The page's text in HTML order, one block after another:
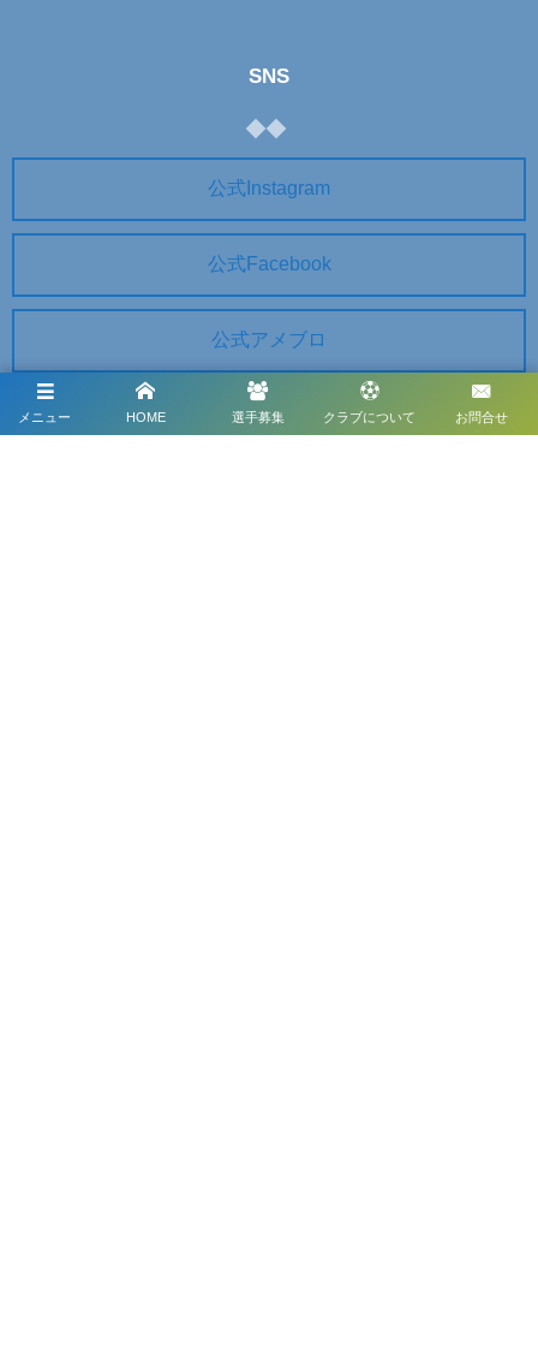
メニュー HOME 選手募集 クラブについて お問合せ
SNS
公式Instagram
公式Facebook
公式アメブロ
ユニフォームサプライヤー